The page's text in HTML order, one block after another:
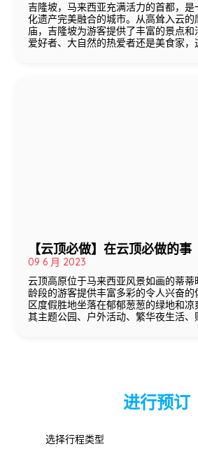
吉隆坡，马来西亚充满活力的首都，
化遗产完美融合的城市。从高耸入云
庙，吉隆坡为游客提供了丰富的景点
爱好者、大自然的热爱者还是美食家，
【云顶必做】在云顶必做的事
09 6 月 2023
云顶高原位于马来西亚风景如画的蒂
龄段的游客提供丰富多彩的令人兴奋
区度假胜地坐落在郁郁葱葱的绿地和
其主题公园、户外活动、繁华夜生活、
进行预订